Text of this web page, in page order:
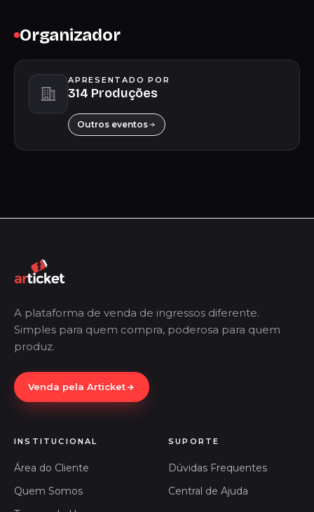
Organizador
APRESENTADO POR
314 Produções
Outros eventos
A plataforma de venda de ingressos diferente.
Simples para quem compra, poderosa para quem
produz.
Venda pela Articket
INSTITUCIONAL
Área do Cliente
Quem Somos
SUPORTE
Dúvidas Frequentes
Central de Ajuda